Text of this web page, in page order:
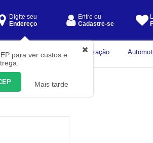
Digite seu
Endereço
para ver custos e
Mais tarde
Entre ou
Cadastre-se
Medição
Organização